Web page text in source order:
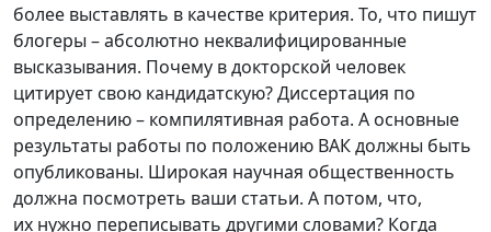
более выставлять в качестве критерия. То, что пишут
блогеры – абсолютно неквалифицированные
высказывания. Почему в докторской человек
цитирует свою кандидатскую? Диссертация по
определению – компилятивная работа. А основные
результаты работы по положению ВАК должны быть
опубликованы. Широкая научная общественность
должна посмотреть ваши статьи. А потом, что,
их нужно переписывать другими словами? Когда